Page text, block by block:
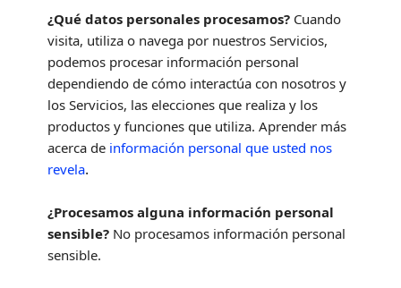
¿Qué datos personales procesamos?Cuando
visita, utiliza o navega por nuestros Servicios,
podemos procesar información personal
dependiendo de cómo interactúa con nosotros y
los Servicios, las elecciones que realiza y los
productos y funciones que utiliza. Aprender más
acerca de información personal que usted nos
revela.
¿Procesamos alguna información personal
sensible? No procesamos información personal
sensible.